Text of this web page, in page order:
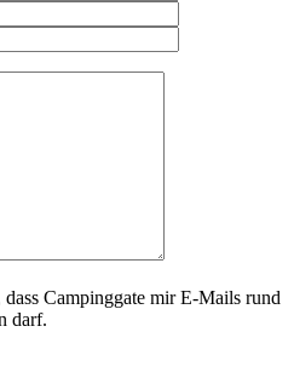
Campinggate mir E-Mails rund
darf.